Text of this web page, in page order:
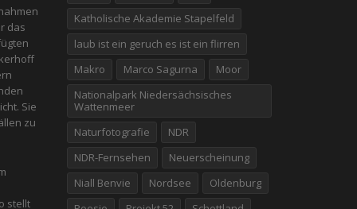
das
Sie
zu
stellt
Katholische Akademie Stapelfeld
laub ist ein geruch es ist ein flirren
Makro
Marco Sagurna
Moor
Nationalpark Niedersächsisches
Wattenmeer
Naturfotografie
NDR
NDR-Fernsehen
Neuerscheinung
Niall Benvie
Nordsee
Oldenburg